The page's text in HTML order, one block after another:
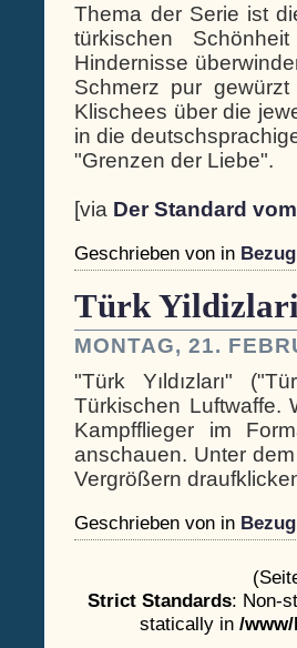
Thema der Serie ist
türkischen
Hindernisse
Schmerz pur
Klischees über die
in die
"Grenzen der Liebe".
[via Der Standard
Geschrieben von in
Türk Yildizlari
MONTAG, 21.
"Türk Yıldızları"
Türkischen Luftwaffe.
Kampfflieger im
anschauen. Unter
Vergrößern
Geschrieben von in
Strict Standards: Non-
statically in /